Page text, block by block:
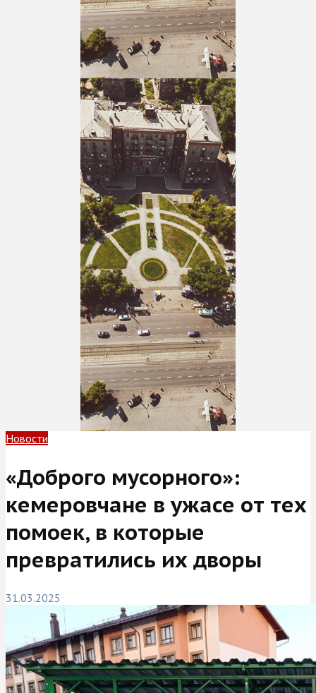
Новости
«Доброго мусорного»:
кемеровчане в ужасе от тех
помоек, в которые
превратились их дворы
31.03.2025